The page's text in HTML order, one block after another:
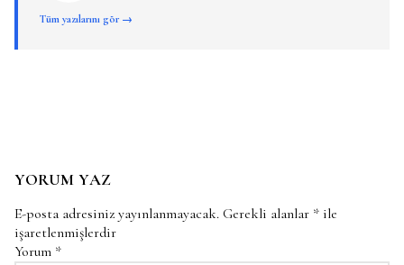
Tüm yazılarını gör →
YORUM YAZ
E-posta adresiniz yayınlanmayacak. Gerekli alanlar * ile
işaretlenmişlerdir
Yorum *